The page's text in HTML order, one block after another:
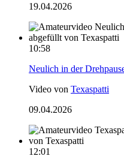
19.04.2026
10:58
Neulich in der
Video von Texaspatti
09.04.2026
12:01